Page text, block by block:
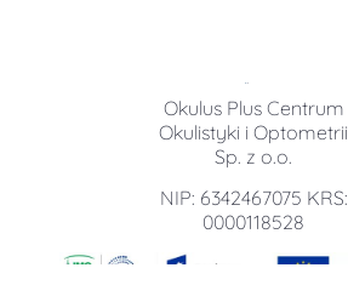
Okulus Plus Centrum
Okulistyki i Optometrii
Sp. z o.o.
NIP: 6342467075 KRS:
0000118528